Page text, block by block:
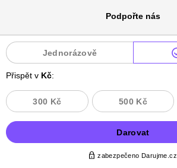
Podpořte nás
Jednorázově
Přispět v Kč:
300 Kč 500 Kč
Darovat
zabezpečeno Darujme.cz